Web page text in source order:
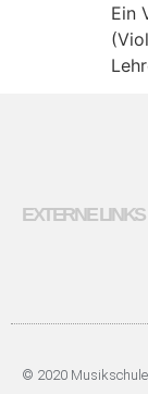
Ein
EXTERNE LINKS
© 2020 Musikschule